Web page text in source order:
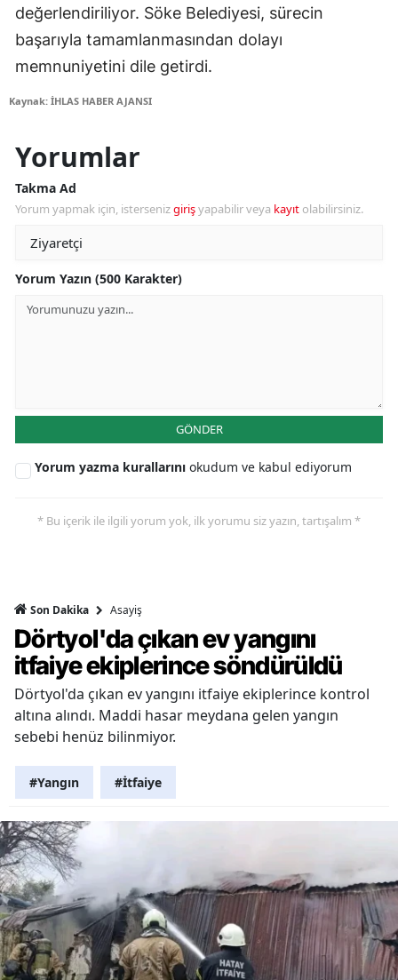
değerlendiriliyor. Söke Belediyesi, sürecin
başarıyla tamamlanmasından dolayı
memnuniyetini dile getirdi.
Kaynak: İHLAS HABER AJANSI
Yorumlar
Takma Ad
Yorum yapmak için, istersenizgirişyapabilir veya kayıt olabilirsiniz.
Yorum Yazın (500 Karakter)
GÖNDER
Yorum yazma kurallarını okudum ve kabul ediyorum
* Bu içerik ile ilgili yorum yok, ilk yorumu siz yazın, tartışalım *
Son Dakika Asayiş
Dörtyol'da çıkan ev yangını
itfaiye ekiplerince söndürüldü
Dörtyol'da çıkan ev yangını itfaiye ekiplerince kontrol
altına alındı. Maddi hasar meydana gelen yangın
sebebi henüz bilinmiyor.
#Yangın #İtfaiye